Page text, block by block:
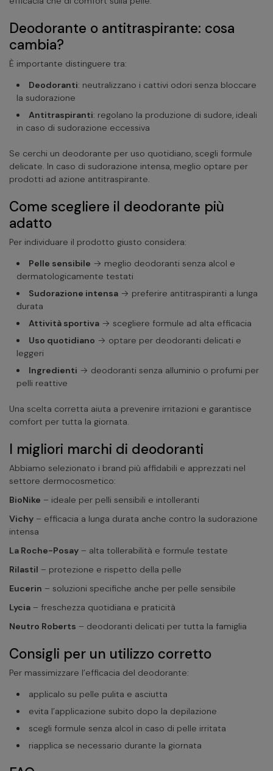
Deodorante o antitraspirante: cosa
cambia?
È importante distinguere tra:
Deodoranti: neutralizzano i cattivi odori senza bloccare
la sudorazione
Antitraspiranti: regolano la produzione di sudore, ideali
in caso di sudorazione eccessiva
Se cerchi un deodorante per uso quotidiano, scegli formule
delicate. In caso di sudorazione intensa, meglio optare per
prodotti ad azione antitraspirante.
Come scegliere il deodorante più
adatto
Per individuare il prodotto giusto considera:
Pelle sensibile → meglio deodoranti senza alcol e
dermatologicamente testati
Sudorazione intensa → preferire antitraspiranti a lunga
durata
Attività sportiva → scegliere formule ad alta efficacia
Uso quotidiano → optare per deodoranti delicati e
leggeri
Ingredienti → deodoranti senza alluminio o profumi per
pelli reattive
Una scelta corretta aiuta a prevenire irritazioni e garantisce
comfort per tutta la giornata.
I migliori marchi di deodoranti
Abbiamo selezionato i brand più affidabili e apprezzati nel
settore dermocosmetico:
BioNike – ideale per pelli sensibili e intolleranti
Vichy – efficacia a lunga durata anche contro la sudorazione
intensa
La Roche-Posay – alta tollerabilità e formule testate
Rilastil – protezione e rispetto della pelle
Eucerin – soluzioni specifiche anche per pelle sensibile
Lycia – freschezza quotidiana e praticità
Neutro Roberts – deodoranti delicati per tutta la famiglia
Consigli per un utilizzo corretto
Per massimizzare l’efficacia del deodorante:
applicalo su pelle pulita e asciutta
evita l’applicazione subito dopo la depilazione
scegli formule senza alcol in caso di pelle irritata
riapplica se necessario durante la giornata